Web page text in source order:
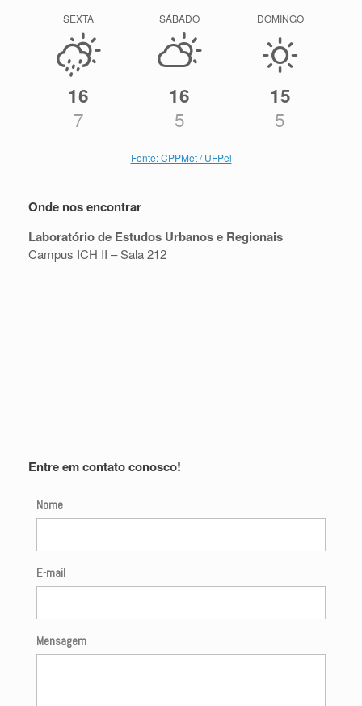
SEXTA
16
7
SÁBADO
16
5
DOMINGO
15
5
Fonte: CPPMet / UFPel
Onde nos encontrar
Laboratório de Estudos Urbanos e Regionais
Campus ICH II – Sala 212
Entre em contato conosco!
Nome
E-mail
Mensagem